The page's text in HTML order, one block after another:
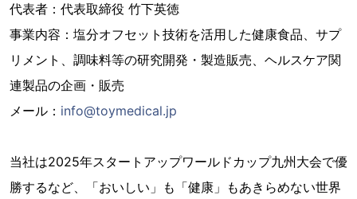
代表者：代表取締役 竹下英徳
事業内容：塩分オフセット技術を活用した健康食品、サプ
リメント、調味料等の研究開発・製造販売、ヘルスケア関
連製品の企画・販売
メール： info@toymedical.jp
当社は2025年スタートアップワールドカップ九州大会で優
勝するなど、「おいしい」も「健康」もあきらめない世界